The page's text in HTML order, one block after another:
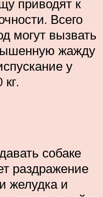
приводят к
Всего
могут вызвать
жажду
у
собаке
раздражение
желудка и